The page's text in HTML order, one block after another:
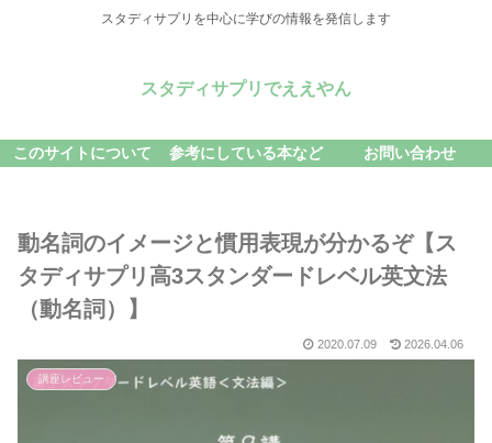
スタディサプリを中心に学びの情報を発信します
スタディサプリでええやん
このサイトについて 参考にしている本など お問い合わせ
動名詞のイメージと慣用表現が分かるぞ【ス
タディサプリ高3スタンダードレベル英文法
（動名詞）】
2020.07.09 2026.04.06
講座レビュー